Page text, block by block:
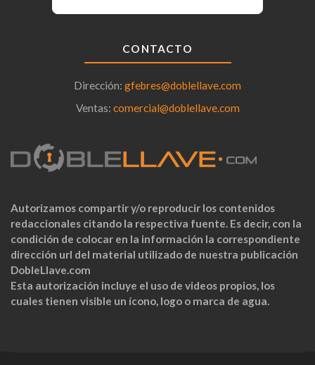
CONTACTO
Dirección: gfebres@doblellave.com
Ventas: comercial@doblellave.com
Autorizamos compartir y/o reproducir los contenidos
redaccionales citando la respectiva fuente. Es decir, con la
condición de colocar en la información la correspondiente
dirección url del material utilizado de nuestra publicación
DobleLlave.com
Esta autorización incluye el uso de videos propios, los
cuales tienen visible un ícono, logo o marca de agua.